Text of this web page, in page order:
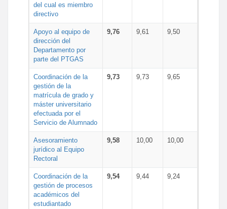
del cual es miembro
directivo
Apoyo al equipo de
dirección del
Departamento por
parte del PTGAS
9,76 9,61 9,50
Coordinación de la
gestión de la
matrícula de grado y
máster universitario
efectuada por el
Servicio de Alumnado
9,73 9,73 9,65
Asesoramiento
jurídico al Equipo
Rectoral
9,58 10,00 10,00
Coordinación de la
gestión de procesos
académicos del
estudiantado
9,54 9,44 9,24